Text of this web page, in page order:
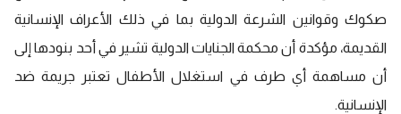
صكوك وقوانين الشرعة الدولية بما في ذلك الأعراف الإنسانية
القديمة، مؤكدة أن محكمة الجنايات الدولية تشير في أحد بنودها إلى
أن مساهمة أي طرف في استغلال الأطفال تعتبر جريمة ضد
الإنسانية.